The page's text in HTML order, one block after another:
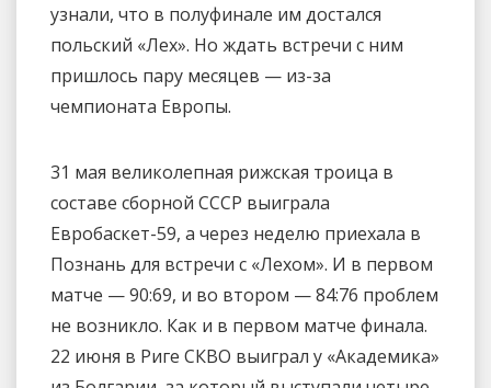
узнали, что в полуфинале им достался
польский «Лех». Но ждать встречи с ним
пришлось пару месяцев — из-за
чемпионата Европы.
31 мая великолепная рижская троица в
составе сборной СССР выиграла
Евробаскет-59, а через неделю приехала в
Познань для встречи с «Лехом». И в первом
матче — 90:69, и во втором — 84:76 проблем
не возникло. Как и в первом матче финала.
22 июня в Риге СКВО выиграл у «Академика»